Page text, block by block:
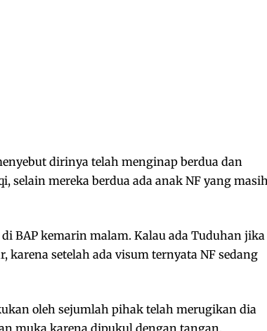
dirinya telah menginap berdua dan
selain mereka berdua ada anak NF yang
BAP kemarin malam. Kalau ada Tuduhan jika
setelah ada visum ternyata NF sedang
oleh sejumlah pihak telah merugikan dia